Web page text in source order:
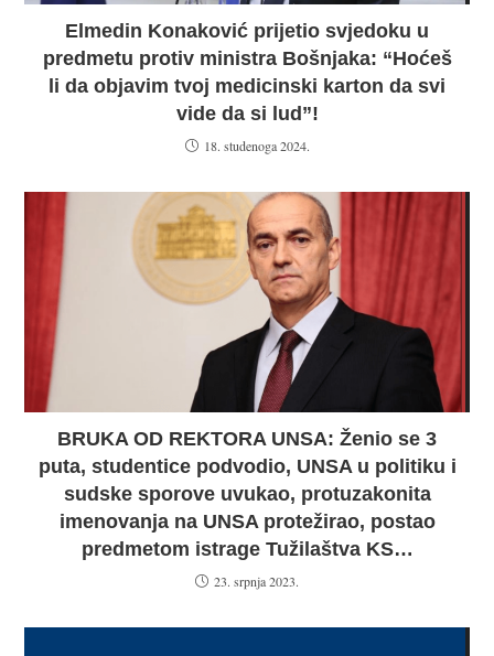
Elmedin Konaković prijetio svjedoku u
predmetu protiv ministra Bošnjaka: “Hoćeš
li da objavim tvoj medicinski karton da svi
vide da si lud”!
18. studenoga 2024.
BRUKA OD REKTORA UNSA: Ženio se 3
puta, studentice podvodio, UNSA u politiku i
sudske sporove uvukao, protuzakonita
imenovanja na UNSA protežirao, postao
predmetom istrage Tužilaštva KS…
23. srpnja 2023.